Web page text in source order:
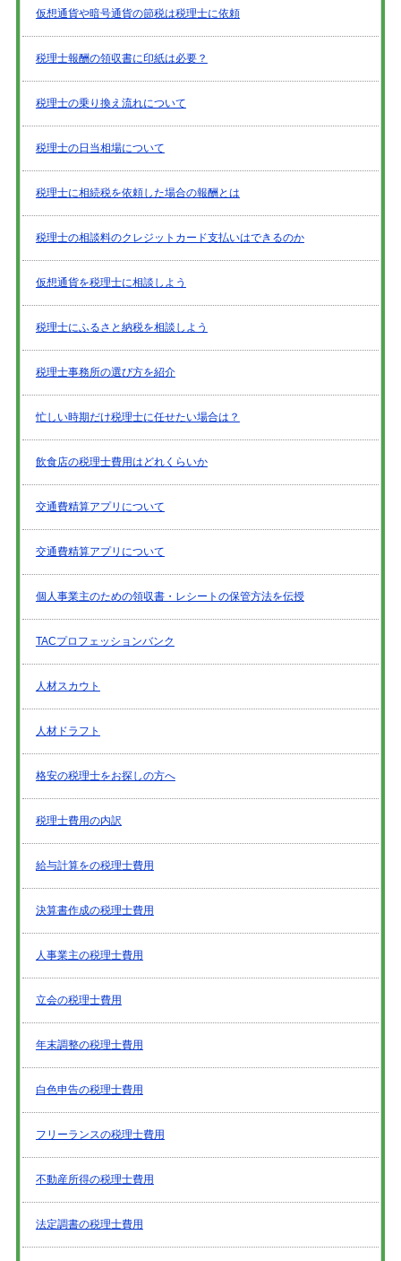
仮想通貨や暗号通貨の節税は税理士に依頼
税理士報酬の領収書に印紙は必要？
税理士の乗り換え流れについて
税理士の日当相場について
税理士に相続税を依頼した場合の報酬とは
税理士の相談料のクレジットカード支払いはできるのか
仮想通貨を税理士に相談しよう
税理士にふるさと納税を相談しよう
税理士事務所の選び方を紹介
忙しい時期だけ税理士に任せたい場合は？
飲食店の税理士費用はどれくらいか
交通費精算アプリについて
交通費精算アプリについて
個人事業主のための領収書・レシートの保管方法を伝授
TACプロフェッションバンク
人材スカウト
人材ドラフト
格安の税理士をお探しの方へ
税理士費用の内訳
給与計算をの税理士費用
決算書作成の税理士費用
人事業主の税理士費用
立会の税理士費用
年末調整の税理士費用
白色申告の税理士費用
フリーランスの税理士費用
不動産所得の税理士費用
法定調書の税理士費用